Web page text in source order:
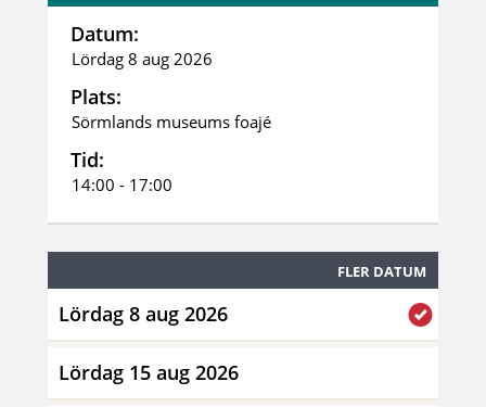
Datum:
Lördag 8 aug 2026
Plats:
Sörmlands museums foajé
Tid:
14:00 - 17:00
FLER DATUM
Lördag 8 aug 2026
Lördag 15 aug 2026